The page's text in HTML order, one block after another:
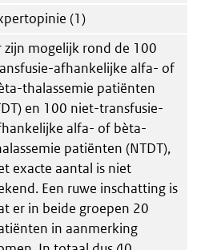
(1)
zijn mogelijk rond de 100
afhankelijke alfa- of
thalassemie patiënten
en 100 niet-transfusie-
alfa- of bèta-
patiënten (NTDT),
exacte aantal is niet
Een ruwe inschatting is
er in beide groepen 20
in aanmerking